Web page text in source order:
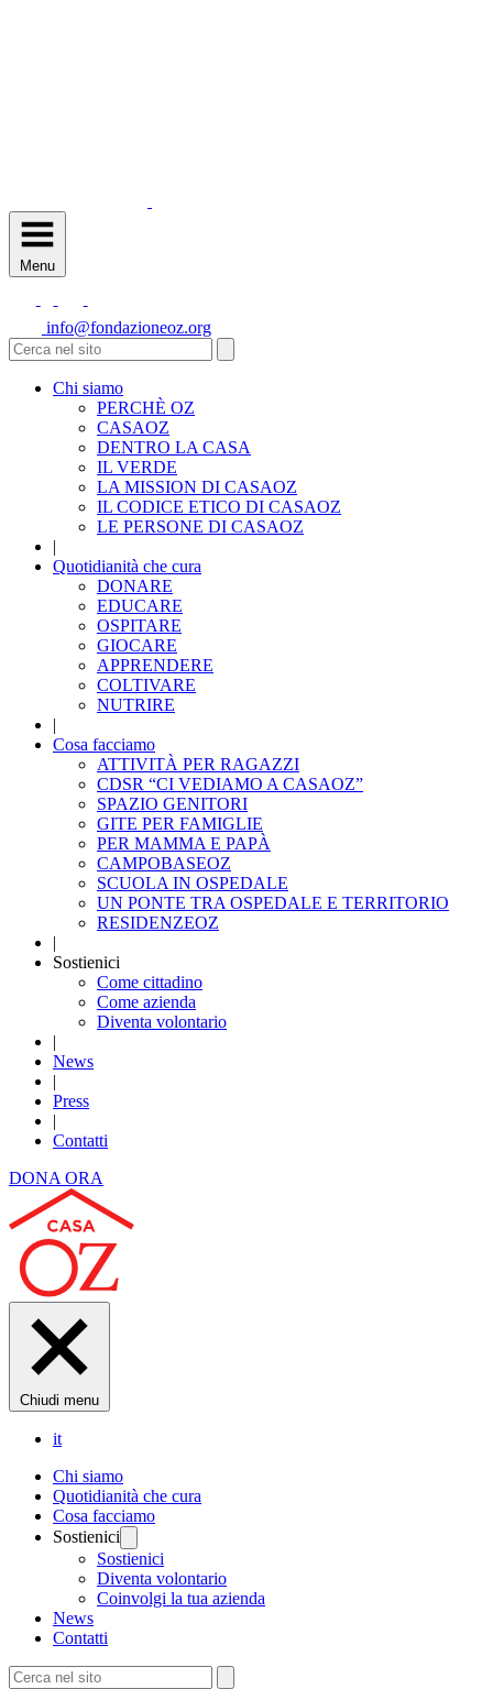
Menu
info@fondazioneoz.org
Chi siamo
PERCHÈ OZ
CASAOZ
DENTRO LA CASA
IL VERDE
LA MISSION DI CASAOZ
IL CODICE ETICO DI CASAOZ
LE PERSONE DI CASAOZ
|
Quotidianità che cura
DONARE
EDUCARE
OSPITARE
GIOCARE
APPRENDERE
COLTIVARE
NUTRIRE
|
Cosa facciamo
ATTIVITÀ PER RAGAZZI
CDSR “CI VEDIAMO A CASAOZ”
SPAZIO GENITORI
GITE PER FAMIGLIE
PER MAMMA E PAPÀ
CAMPOBASEOZ
SCUOLA IN OSPEDALE
UN PONTE TRA OSPEDALE E TERRITORIO
RESIDENZEOZ
|
Sostienici
Come cittadino
Come azienda
Diventa volontario
|
News
|
Press
|
Contatti
DONA ORA
Chiudi menu
it
Chi siamo
Quotidianità che cura
Cosa facciamo
Sostienici
Sostienici
Diventa volontario
Coinvolgi la tua azienda
News
Contatti